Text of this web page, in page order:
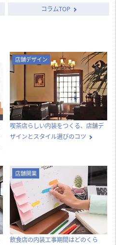
コラムTOP
店舗デザイン
喫茶店らしい内装をつくる、店舗デ
ザインとスタイル選びのコツ
店舗開業
飲食店の内装工事期間はどのくら